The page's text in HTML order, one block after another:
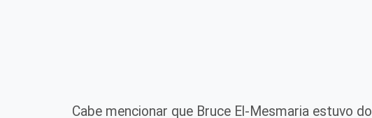
Cabe mencionar que Bruce El-Mesmaria estuvo